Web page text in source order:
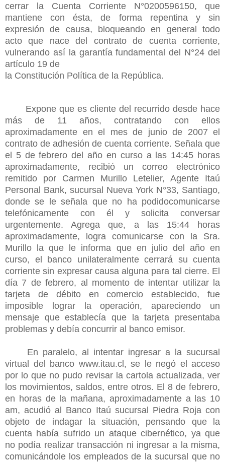
cerrar la Cuenta Corriente N°0200596150, que
mantiene con ésta, de forma repentina y sin
expresión de causa, bloqueando en general todo
acto que nace del contrato de cuenta corriente,
vulnerando así la garantía fundamental del N°24 del
artículo 19 de
la Constitución Política de la República.
Expone que es cliente del recurrido desde hace
más de 11 años, contratando con ellos
aproximadamente en el mes de junio de 2007 el
contrato de adhesión de cuenta corriente. Señala que
el 5 de febrero del año en curso a las 14:45 horas
aproximadamente, recibió un correo electrónico
remitido por Carmen Murillo Letelier, Agente Itaú
Personal Bank, sucursal Nueva York N°33, Santiago,
donde se le señala que no ha podidocomunicarse
telefónicamente con él y solicita conversar
urgentemente. Agrega que, a las 15:44 horas
aproximadamente, logra comunicarse con la Sra.
Murillo la que le informa que en julio del año en
curso, el banco unilateralmente cerrará su cuenta
corriente sin expresar causa alguna para tal cierre. El
día 7 de febrero, al momento de intentar utilizar la
tarjeta de débito en comercio establecido, fue
imposible lograr la operación, apareciendo un
mensaje que establecía que la tarjeta presentaba
problemas y debía concurrir al banco emisor.
En paralelo, al intentar ingresar a la sucursal
virtual del banco www.itau.cl, se le negó el acceso
por lo que no pudo revisar la cartola actualizada, ver
los movimientos, saldos, entre otros. El 8 de febrero,
en horas de la mañana, aproximadamente a las 10
am, acudió al Banco Itaú sucursal Piedra Roja con
objeto de indagar la situación, pensando que la
cuenta había sufrido un ataque cibernético, ya que
no podía realizar transacción ni ingresar a la misma,
comunicándole los empleados de la sucursal que no